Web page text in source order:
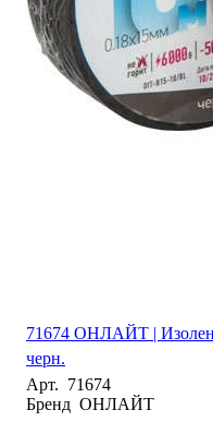
71674 ОНЛАЙТ |
черн.
Арт. 71674
Бренд ОНЛАЙТ